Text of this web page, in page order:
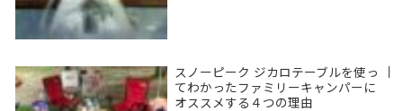
スノーピーク ジカロテーブルを使っ
てわかったファミリーキャンパーに
オススメする４つの理由